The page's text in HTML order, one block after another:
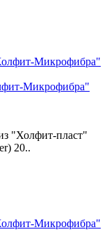
Микрофибра"
"Холфит-пласт"
20..